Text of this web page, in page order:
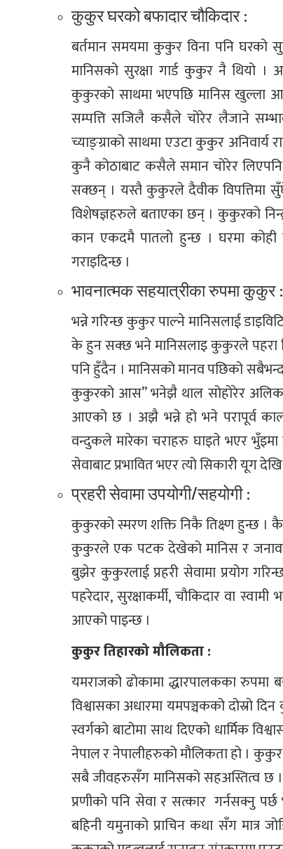
कुकुर घरको बफादार चौकिदार :
बर्तमान समयमा कुकुर विना पनि घरको
मानिसको सुरक्षा गार्ड कुकुर नै थियो
कुकुरको साथमा भएपछि मानिस खुल्ला
सम्पत्ति सजिलै कसैले चोरेर लैजाने
च्याङ्ग्राको साथमा एउटा कुकुर
कुनै कोठाबाट कसैले समान चोरेर
सक्छन् । यस्तै कुकुरले दैवीक विपत्तिमा
विशेषज्ञहरुले बताएका छन् । कुकुरको
कान एकदमै पातलो हुन्छ । घरमा
गराइदिन्छ ।
भावनात्मक सहयात्रीका रुपमा कुकुर :
भन्ने गरिन्छ कुकुर पाल्ने मानिसलाई
के हुन सक्छ भने मानिसलाइ कुकुरले पहरा
पनि हुँदैन । मानिसको मानव पछिको
कुकुरको आस” भनेझै थाल सोहोरेर
आएको छ । अझै भन्ने हो भने परापूर्व
वन्दुकले मारेका चराहरु घाइते भएर
सेवाबाट प्रभावित भएर त्यो सिकारी यूग
प्रहरी सेवामा उपयोगी/सहयोगी :
कुकुरको स्मरण शक्ति निकै तिक्ष्ण हुन्छ ।
कुकुरले एक पटक देखेको मानिस र
बुझेर कुकुरलाई प्रहरी सेवामा प्रयोग
पहरेदार, सुरक्षाकर्मी, चौकिदार वा
आएको पाइन्छ ।
कुकुर तिहारको मौलिकता :
यमराजको ढोकामा द्धारपालकका
विश्वासका अधारमा यमपञ्चकको दोस्रो
स्वर्गको बाटोमा साथ दिएको धार्मिक
नेपाल र नेपालीहरुको मौलिकता हो । कुकुर
सबै जीवहरुसँग मानिसको सहअस्तित्व छ
प्रणीको पनि सेवा र सत्कार गर्नसक्नु
बहिनी यमुनाको प्राचिन कथा सँग मात्र